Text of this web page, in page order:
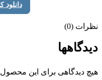
دانلود
نظرات (0)
دیدگاهها
هیچ دیدگاهی برای این